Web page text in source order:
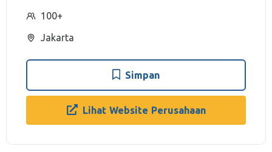
100+
Jakarta
Simpan
Lihat Website Perusahaan